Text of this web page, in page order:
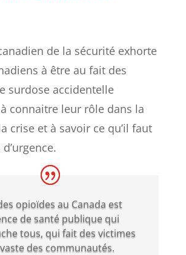
de la sécurité exhorte
à être au fait des
surdose accidentelle
connaitre leur rôle dans la
crise et à savoir ce qu’il faut
opioïdes au Canada est
de santé publique qui
tous, qui fait des victimes
des communautés.